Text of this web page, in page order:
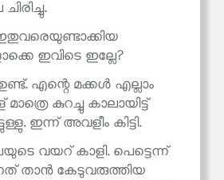
ഇവിടെ ഇല്ലേ?
എന്റെ മക്കൾ എല്ലാം
കുറച്ചു കാലായിട്ട്
ഇന്ന് അവളീം കിട്ടി.
വയറ് കാളി. പെട്ടെന്ന്
താൻ കേടുവരുത്തിയ